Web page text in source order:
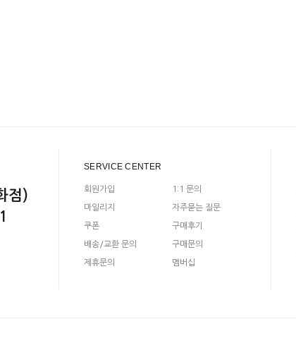
점)
SERVICE CENTER
회원가입
마일리지
쿠폰
배송/교환 문의
제휴문의
1:1 문의
자주묻는 질문
구매후기
구매문의
멤버십